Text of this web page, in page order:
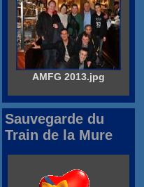
AMFG 2013.jpg
Sauvegarde du
Train de la Mure